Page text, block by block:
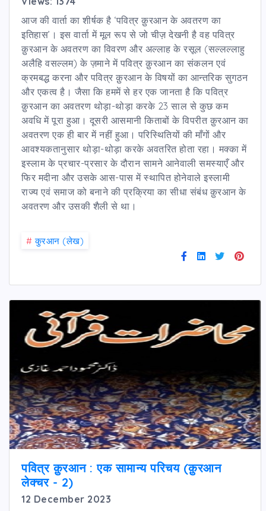
आज की वार्ता का शीर्षक है ‘पवित्र क़ुरआन के अवतरण का
इतिहास’। इस वार्ता में मूल रूप से जो चीज़ देखनी है वह पवित्र
क़ुरआन के अवतरण का विवरण और अल्लाह के रसूल (सल्लल्लाहु
अलैहि वसल्लम) के ज़माने में पवित्र क़ुरआन का संकलन एवं
क्रमबद्ध करना और पवित्र क़ुरआन के विषयों का आन्तरिक सुगठन
और एकत्व है। जैसा कि हममें से हर एक जानता है कि पवित्र
क़ुरआन का अवतरण थोड़ा-थोड़ा करके 23 साल से कुछ कम
अवधि में पूरा हुआ। दूसरी आसमानी किताबों के विपरीत क़ुरआन का
अवतरण एक ही बार में नहीं हुआ। परिस्थितियों की माँगों और
आवश्यकतानुसार थोड़ा-थोड़ा करके अवतरित होता रहा। मक्का में
इस्लाम के प्रचार-प्रसार के दौरान सामने आनेवाली समस्याएँ और
फिर मदीना और उसके आस-पास में स्थापित होनेवाले इस्लामी
राज्य एवं समाज को बनाने की प्रक्रिया का सीधा संबंध क़ुरआन के
अवतरण और उसकी शैली से था।
# कु़रआन (लेख)
पवित्र क़ुरआन : एक सामान्य परिचय (क़ुरआन
लेक्चर - 2)
12 December 2023